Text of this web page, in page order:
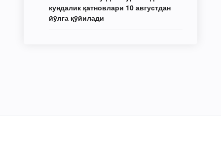
кундалик қатновлари 10 августдан
йўлга қўйилади